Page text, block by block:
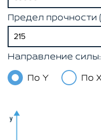
Предел прочности
Направление силы:
По Y По